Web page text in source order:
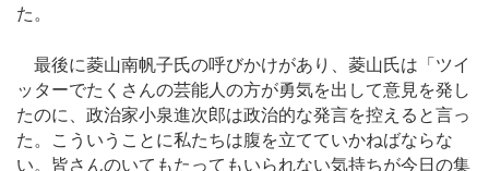
た。
最後に菱山南帆子氏の呼びかけがあり、菱山氏は「ツイ
ッターでたくさんの芸能人の方が勇気を出して意見を発し
たのに、政治家小泉進次郎は政治的な発言を控えると言っ
た。こういうことに私たちは腹を立てていかねばならな
い。皆さんのいてもたってもいられない気持ちが今日の集